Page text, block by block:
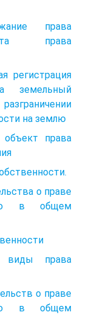
права
права
регистрация
земельный
на землю
права
о праве
в общем
виды права
о праве
в общем